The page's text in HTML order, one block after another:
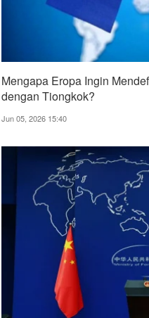
Mengapa Eropa Ingin
dengan Tiongkok?
Jun 05, 2026 15:40